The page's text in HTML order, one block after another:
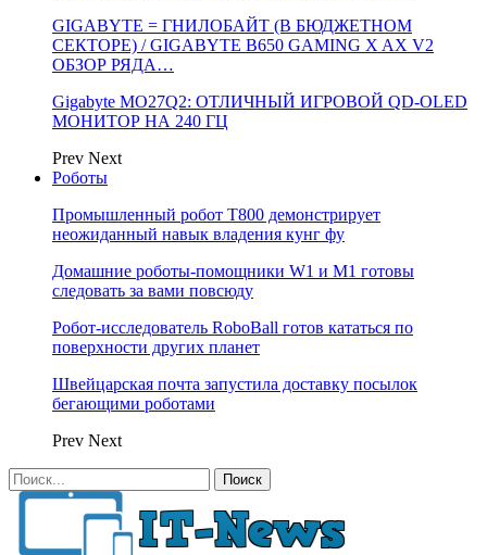
GIGABYTE = ГНИЛОБАЙТ (В БЮДЖЕТНОМ
СЕКТОРЕ) / GIGABYTE B650 GAMING X AX V2
ОБЗОР РЯДА…
Gigabyte MO27Q2: ОТЛИЧНЫЙ ИГРОВОЙ QD-OLED
МОНИТОР НА 240 ГЦ
Prev Next
Роботы
Промышленный робот Т800 демонстрирует
неожиданный навык владения кунг фу
Домашние роботы-помощники W1 и M1 готовы
следовать за вами повсюду
Робот-исследователь RoboBall готов кататься по
поверхности других планет
Швейцарская почта запустила доставку посылок
бегающими роботами
Prev Next